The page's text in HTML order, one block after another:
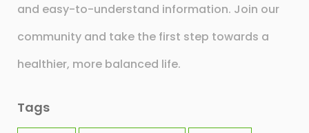
and easy-to-understand information. Join our
community and take the first step towards a
healthier, more balanced life.
Tags